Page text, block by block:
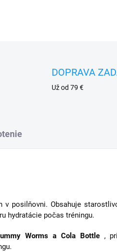
DOPRAVA
Už od 79 €
posilňovni. Obsahuje
hydratácie počas tréningu.
Worms a Cola Bottle,